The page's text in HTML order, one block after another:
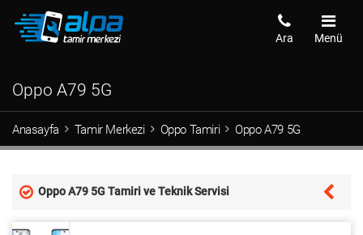
Menü
Ara
Oppo A79 5G
Anasayfa Tamir Merkezi Oppo Tamiri Oppo A79 5G
Oppo A79 5G Tamiri ve Teknik Servisi